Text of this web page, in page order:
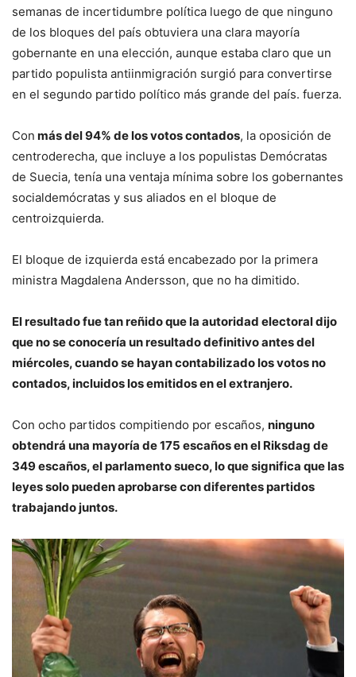
semanas de incertidumbre política luego de que ninguno
de los bloques del país obtuviera una clara mayoría
gobernante en una elección, aunque estaba claro que un
partido populista antiinmigración surgió para convertirse
en el segundo partido político más grande del país. fuerza.
Con más del 94% de los votos contados, la oposición de
centroderecha, que incluye a los populistas Demócratas
de Suecia, tenía una ventaja mínima sobre los gobernantes
socialdemócratas y sus aliados en el bloque de
centroizquierda.
El bloque de izquierda está encabezado por la primera
ministra Magdalena Andersson, que no ha dimitido.
El resultado fue tan reñido que la autoridad electoral dijo
que no se conocería un resultado definitivo antes del
miércoles, cuando se hayan contabilizado los votos no
contados, incluidos los emitidos en el extranjero.
Con ocho partidos compitiendo por escaños, ninguno
obtendrá una mayoría de 175 escaños en el Riksdag de
349 escaños, el parlamento sueco, lo que significa que las
leyes solo pueden aprobarse con diferentes partidos
trabajando juntos.